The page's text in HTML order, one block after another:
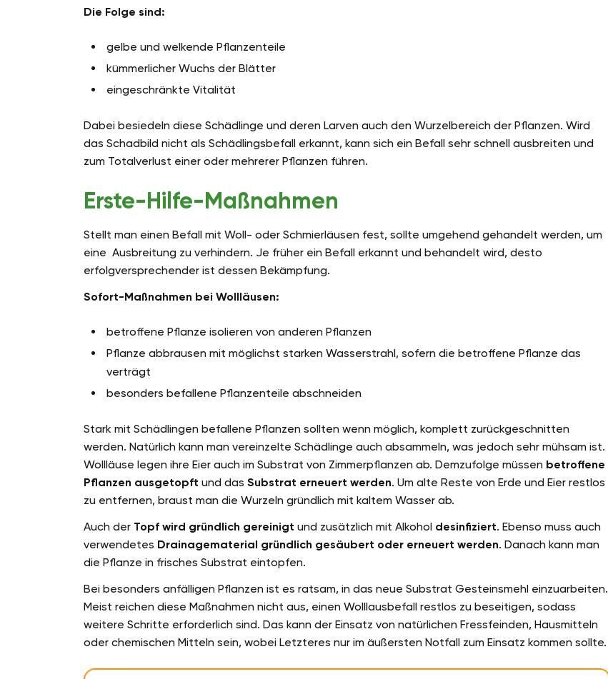
Die Folge sind:
gelbe und welkende Pflanzenteile
kümmerlicher Wuchs der Blätter
eingeschränkte Vitalität
Dabei besiedeln diese Schädlinge und deren Larven auch den Wurzelbereich der Pflanzen. Wird
das Schadbild nicht als Schädlingsbefall erkannt, kann sich ein Befall sehr schnell ausbreiten und
zum Totalverlust einer oder mehrerer Pflanzen führen.
Erste-Hilfe-Maßnahmen
Stellt man einen Befall mit Woll- oder Schmierläusen fest, sollte umgehend gehandelt werden, um
eine Ausbreitung zu verhindern. Je früher ein Befall erkannt und behandelt wird, desto
erfolgversprechender ist dessen Bekämpfung.
Sofort-Maßnahmen bei Wollläusen:
betroffene Pflanze isolieren von anderen Pflanzen
Pflanze abbrausen mit möglichst starken Wasserstrahl, sofern die betroffene Pflanze das
verträgt
besonders befallene Pflanzenteile abschneiden
Stark mit Schädlingen befallene Pflanzen sollten wenn möglich, komplett zurückgeschnitten
werden. Natürlich kann man vereinzelte Schädlinge auch absammeln, was jedoch sehr mühsam ist.
Wollläuse legen ihre Eier auch im Substrat von Zimmerpflanzen ab. Demzufolge müssen betroffene
Pflanzen ausgetopft und das Substrat erneuert werden. Um alte Reste von Erde und Eier restlos
zu entfernen, braust man die Wurzeln gründlich mit kaltem Wasser ab.
Auch der Topf wird gründlich gereinigt und zusätzlich mit Alkohol desinfiziert. Ebenso muss auch
verwendetes Drainagematerial gründlich gesäubert oder erneuert werden. Danach kann man
die Pflanze in frisches Substrat eintopfen.
Bei besonders anfälligen Pflanzen ist es ratsam, in das neue Substrat Gesteinsmehl einzuarbeiten.
Meist reichen diese Maßnahmen nicht aus, einen Wolllausbefall restlos zu beseitigen, sodass
weitere Schritte erforderlich sind. Das kann der Einsatz von natürlichen Fressfeinden, Hausmitteln
oder chemischen Mitteln sein, wobei Letzteres nur im äußersten Notfall zum Einsatz kommen sollte.